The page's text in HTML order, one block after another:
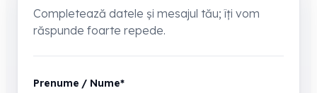
Completează datele și mesajul tău; îți vom
răspunde foarte repede.
Prenume / Nume*